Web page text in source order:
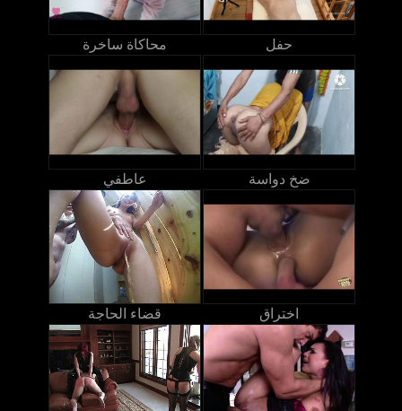
محاكاة ساخرة حفل
عاطفي ضخ دواسة
قضاء الحاجة اختراق